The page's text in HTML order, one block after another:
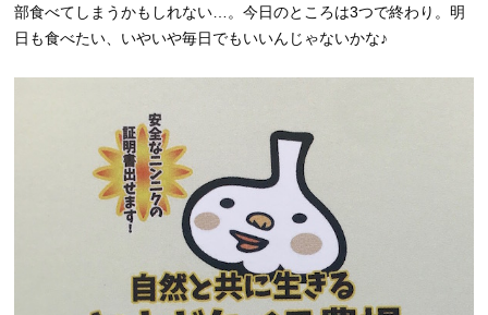
部食べてしまうかもしれない…。今日のところは3つで終わり。明
日も食べたい、いやいや毎日でもいいんじゃないかな♪